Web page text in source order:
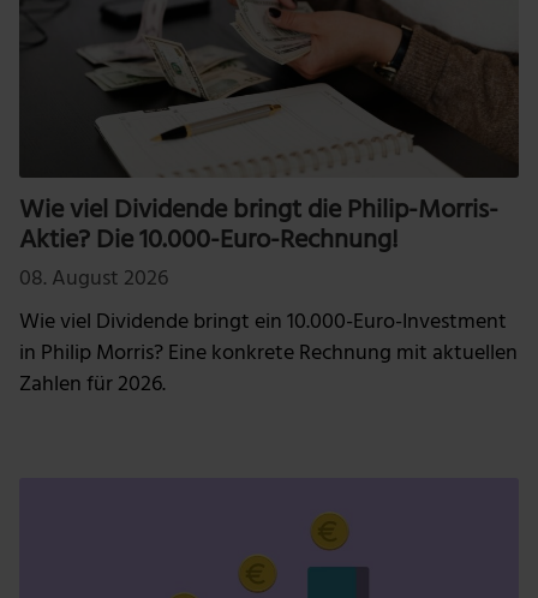
Wie viel Dividende bringt die Philip-Morris-
Aktie? Die 10.000-Euro-Rechnung!
08. August 2026
Wie viel Dividende bringt ein 10.000-Euro-Investment
in Philip Morris? Eine konkrete Rechnung mit aktuellen
Zahlen für 2026.